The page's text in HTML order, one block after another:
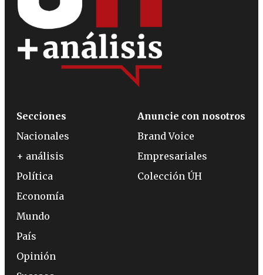
Secciones
Nacionales
+ análisis
Política
Economía
Mundo
País
Opinión
Anuncie con nosotros
Brand Voice
Empresariales
Colección ÚH